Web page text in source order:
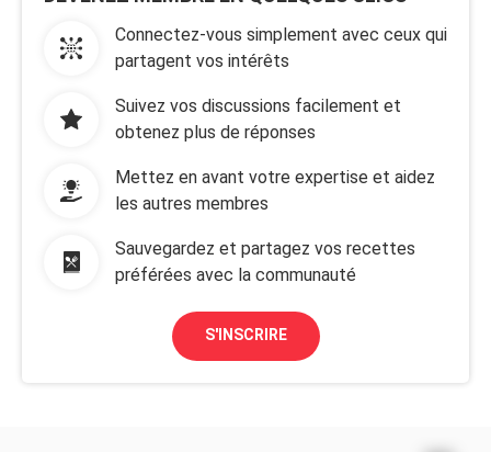
Connectez-vous simplement avec ceux qui
partagent vos intérêts
Suivez vos discussions facilement et
obtenez plus de réponses
Mettez en avant votre expertise et aidez
les autres membres
Sauvegardez et partagez vos recettes
préférées avec la communauté
S'INSCRIRE